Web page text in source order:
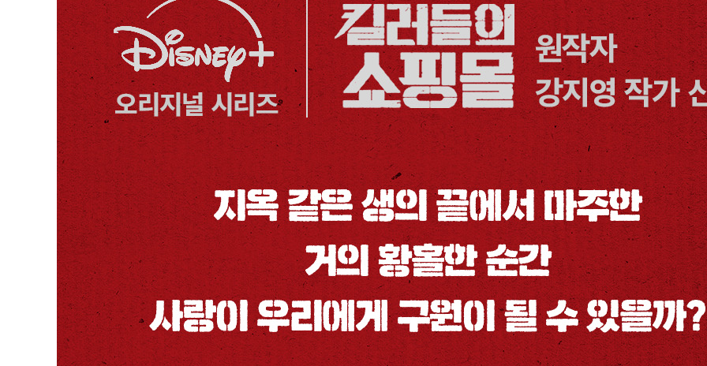
10월 - 김하임
10월 - 이무영
11월 - 김하임
12월 - 김하임
작가의 말